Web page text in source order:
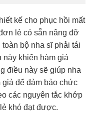
kế cho phục hồi mất
lẻ có sẵn nâng đỡ
bộ nha sĩ phải tái
này khiến hàm giả
điều này sẽ giúp nha
giả để đảm bảo chức
các nguyên tắc khớp
khó đạt được.